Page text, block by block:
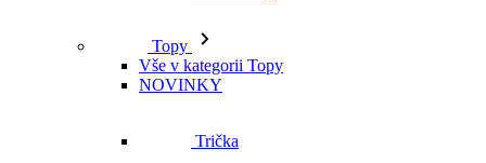
Topy
Vše v kategorii Topy
NOVINKY
Trička